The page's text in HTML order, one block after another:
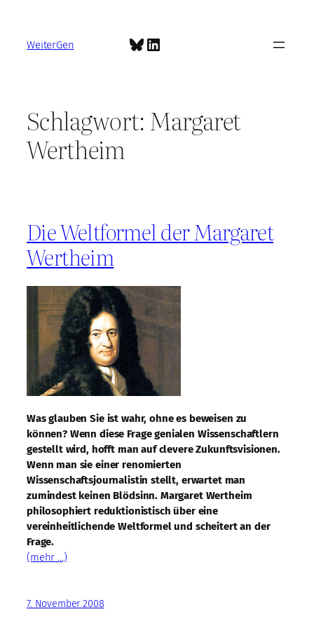
springen
WeiterGen Bluesky
LinkedIn
Schlagwort:Margaret
Wertheim
Die Weltformel der Margaret
Wertheim
Was glauben Sie ist wahr, ohne es beweisen zu
können? Wenn diese Frage genialen Wissenschaftlern
gestellt wird, hofft man auf clevere Zukunftsvisionen.
Wenn man sie einer renomierten
Wissenschaftsjournalistin stellt, erwartet man
zumindest keinen Blödsinn. Margaret Wertheim
philosophiert reduktionistisch über eine
vereinheitlichende Weltformel und scheitert an der
Frage.
(mehr …)
7. November 2008